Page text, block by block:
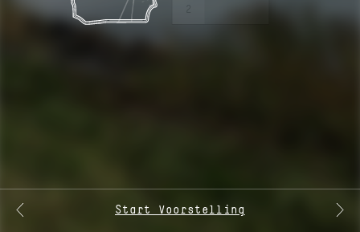
Start Voorstelling